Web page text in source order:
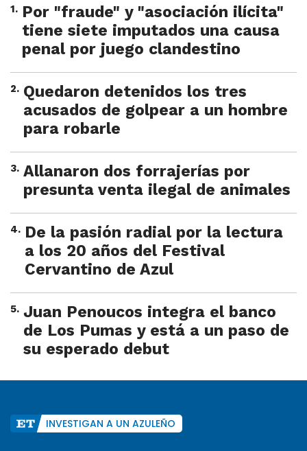
1. Por "fraude" y "asociación ilícita"
tiene siete imputados una causa
penal por juego clandestino
2. Quedaron detenidos los tres
acusados de golpear a un hombre
para robarle
3. Allanaron dos forrajerías por
presunta venta ilegal de animales
4. De la pasión radial por la lectura
a los 20 años del Festival
Cervantino de Azul
5. Juan Penoucos integra el banco
de Los Pumas y está a un paso de
su esperado debut
INVESTIGAN A UN AZULEÑO